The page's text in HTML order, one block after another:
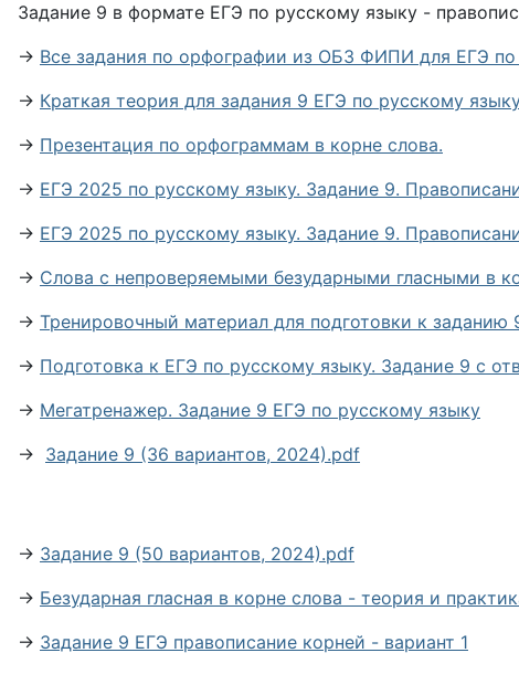
Задание 9 в формате ЕГЭ по русскому языку -
→ Все задания по орфографии из ОБЗ ФИПИ для ЕГЭ по
→ Краткая теория для задания 9 ЕГЭ по русскому
→ Презентация по орфограммам в корне слова.
→ ЕГЭ 2025 по русскому языку. Задание 9.
→ ЕГЭ 2025 по русскому языку. Задание 9.
→ Слова с непроверяемыми безударными гласными в
→ Тренировочный материал для подготовки к
→ Подготовка к ЕГЭ по русскому языку. Задание 9 с
→ Мегатренажер. Задание 9 ЕГЭ по русскому языку
→ Задание 9 (36 вариантов, 2024).pdf
→ Задание 9 (50 вариантов, 2024).pdf
→ Безударная гласная в корне слова - теория и
→ Задание 9 ЕГЭ правописание корней - вариант 1